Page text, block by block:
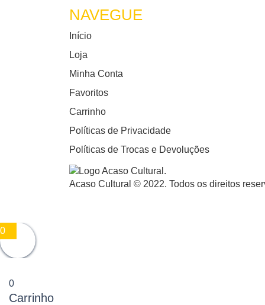
NAVEGUE
Início
Loja
Minha Conta
Favoritos
Carrinho
Políticas de Privacidade
Políticas de Trocas e Devoluções
Acaso Cultural © 2022. Todos os direitos
0
0
Carrinho